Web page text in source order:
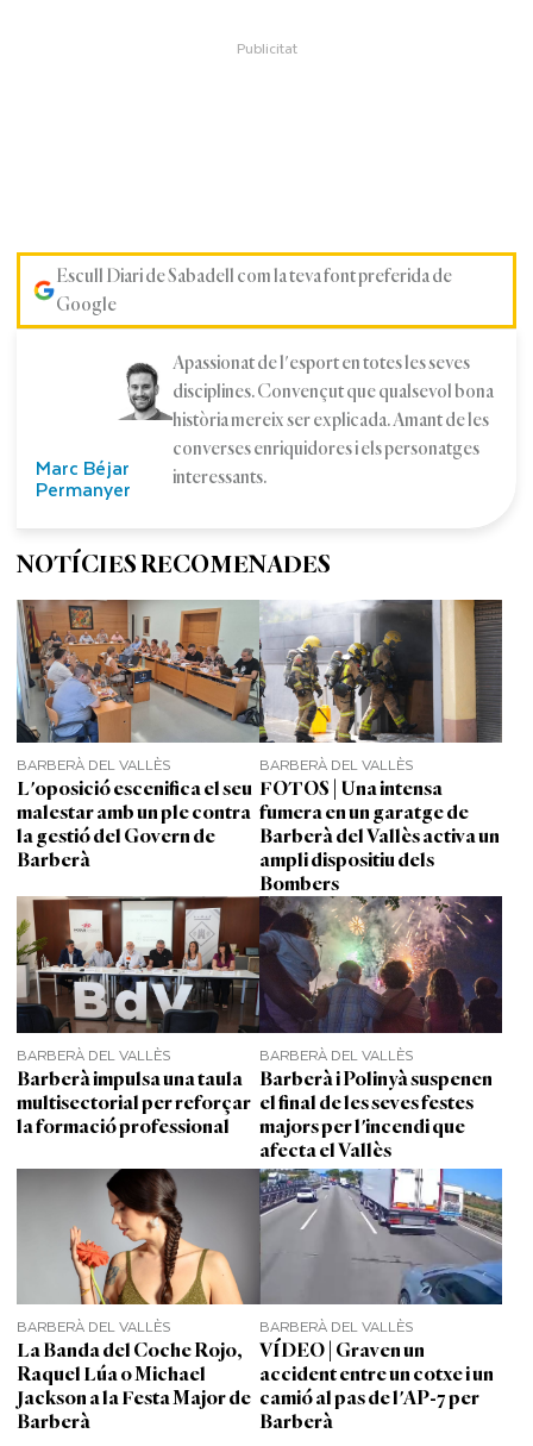
Escull Diari de Sabadell com la teva font preferida de
Google
Marc Béjar
Permanyer
Apassionat de l'esport en totes les seves
disciplines. Convençut que qualsevol bona
història mereix ser explicada. Amant de les
converses enriquidores i els personatges
interessants.
NOTÍCIES RECOMENADES
BARBERÀ DEL VALLÈS
L'oposició escenifica el seu
malestar amb un ple contra
la gestió del Govern de
Barberà
BARBERÀ DEL VALLÈS
FOTOS | Una intensa
fumera en un garatge de
Barberà del Vallès activa un
ampli dispositiu dels
Bombers
BARBERÀ DEL VALLÈS
Barberà impulsa una taula
multisectorial per reforçar
la formació professional
BARBERÀ DEL VALLÈS
Barberà i Polinyà suspenen
el final de les seves festes
majors per l'incendi que
afecta el Vallès
BARBERÀ DEL VALLÈS
La Banda del Coche Rojo,
Raquel Lúa o Michael
Jackson a la Festa Major de
Barberà
BARBERÀ DEL VALLÈS
VÍDEO | Graven un
accident entre un cotxe i un
camió al pas de l'AP-7 per
Barberà